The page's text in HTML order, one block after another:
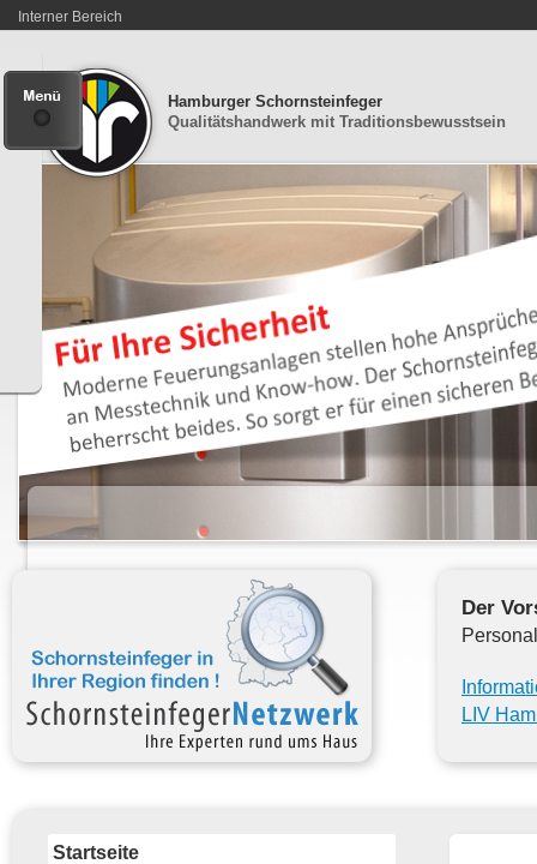
Interner Bereich
Hamburger Schornsteinfeger
Qualitätshandwerk mit Traditionsbewusstsein
Der
LIV
Startseite